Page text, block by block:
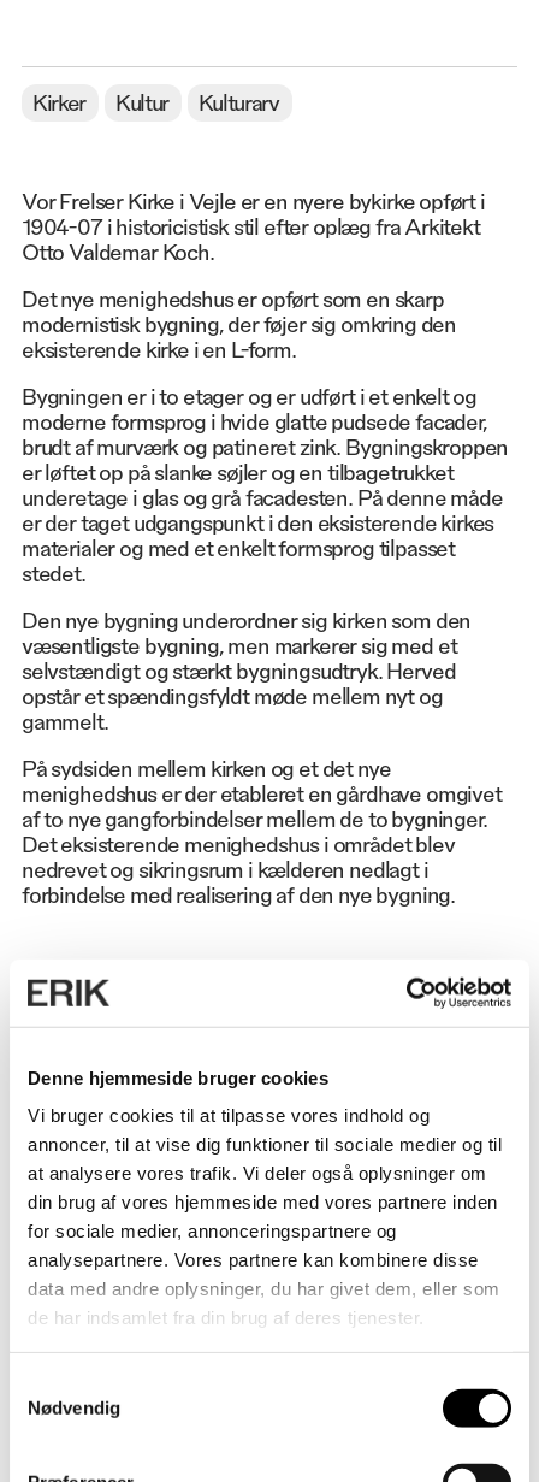
Denne hjemmeside bruger cookies
Vi bruger cookies til at tilpasse vores indhold og
annoncer, til at vise dig funktioner til sociale medier og til
at analysere vores trafik. Vi deler også oplysninger om
din brug af vores hjemmeside med vores partnere inden
for sociale medier, annonceringspartnere og
analysepartnere. Vores partnere kan kombinere disse
data med andre oplysninger, du har givet dem, eller som
de har indsamlet fra din brug af deres tjenester.
Nødvendig
Kirker Kultur Kulturarv
Vor Frelser Kirke i Vejle er en nyere bykirke opført i
1904-07 i historicistisk stil efter oplæg fra Arkitekt
Otto Valdemar Koch.
Det nye menighedshus er opført som en skarp
modernistisk bygning, der føjer sig omkring den
eksisterende kirke i en L-form.
Bygningen er i to etager og er udført i et enkelt og
moderne formsprog i hvide glatte pudsede facader,
brudt af murværk og patineret zink. Bygningskroppen
er løftet op på slanke søjler og en tilbagetrukket
underetage i glas og grå facadesten. På denne måde
er der taget udgangspunkt i den eksisterende kirkes
materialer og med et enkelt formsprog tilpasset
stedet.
Den nye bygning underordner sig kirken som den
væsentligste bygning, men markerer sig med et
selvstændigt og stærkt bygningsudtryk. Herved
opstår et spændingsfyldt møde mellem nyt og
gammelt.
På sydsiden mellem kirken og et det nye
menighedshus er der etableret en gårdhave omgivet
af to nye gangforbindelser mellem de to bygninger.
Det eksisterende menighedshus i området blev
nedrevet og sikringsrum i kælderen nedlagt i
forbindelse med realisering af den nye bygning.
OMFANG
820 m²
ANVENDELSE
Menighedshus
ADRESSE
Strandgade 2A, 7100 Vejle
BYGHERRE